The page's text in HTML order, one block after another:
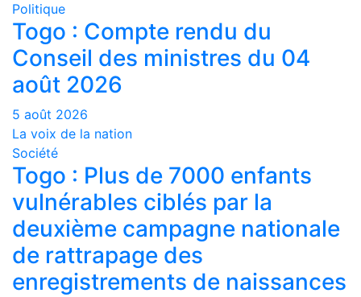
Politique
Togo : Compte rendu du
Conseil des ministres du 04
août 2026
5 août 2026
La voix de la nation
Société
Togo : Plus de 7000 enfants
vulnérables ciblés par la
deuxième campagne nationale
de rattrapage des
enregistrements de naissances